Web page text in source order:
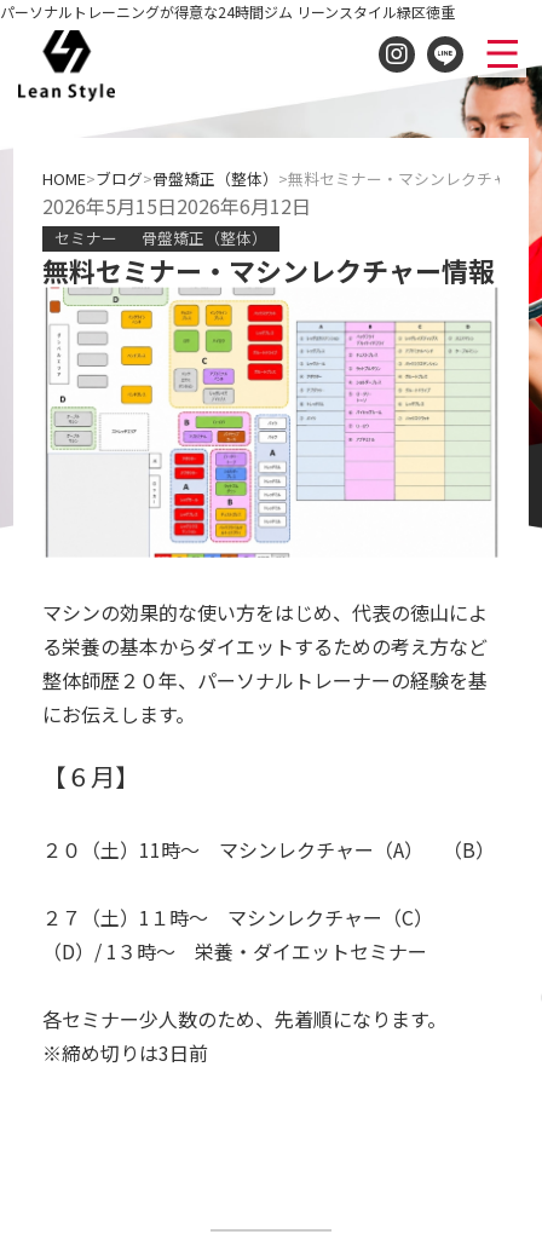
パーソナルトレーニングが得意な24時間ジム リーンスタイル緑区徳重
HOME ブログ 骨盤矯正（整体） 無料セミナー・マシンレクチャー
2026年5月15日2026年6月12日
セミナー 骨盤矯正（整体）
無料セミナー・マシンレクチャー情報
マシンの効果的な使い方をはじめ、代表の徳山によ
る栄養の基本からダイエットするための考え方など
整体師歴２０年、パーソナルトレーナーの経験を基
にお伝えします。
【６月】
２０（土）11時～ マシンレクチャー（A） （B）
２７（土）1１時～ マシンレクチャー（C）
（D）/ 1３時～ 栄養・ダイエットセミナー
各セミナー少人数のため、先着順になります。
※締め切りは3日前